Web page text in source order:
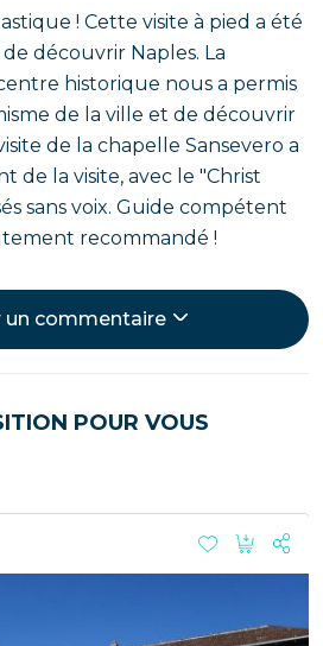
! Cette visite à pied a été
découvrir Naples. La
historique nous a permis
de la ville et de découvrir
de la chapelle Sansevero a
de la visite, avec le "Christ
sans voix. Guide compétent
recommandé !
un commentaire
POUR VOUS